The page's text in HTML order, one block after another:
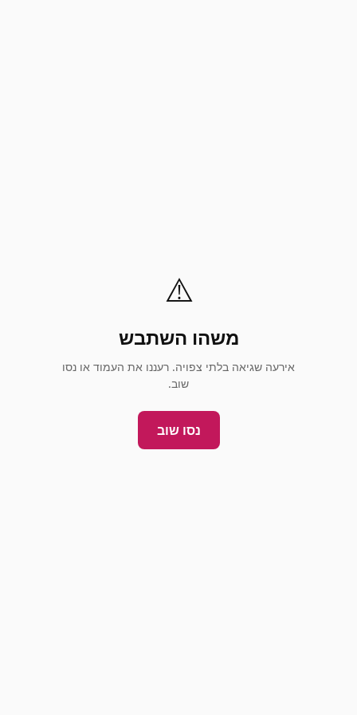
⚠️
משהו השתבש
אירעה שגיאה בלתי צפויה. רעננו את העמוד או נסו
שוב.
נסו שוב